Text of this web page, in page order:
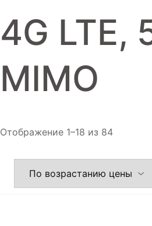
Аксессуары
4G LTE,
MIMO
Отображение 1–18 из 84